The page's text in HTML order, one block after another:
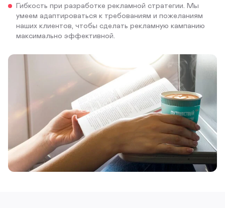
Гибкость при разработке рекламной стратегии. Мы
умеем адаптироваться к требованиям и пожеланиям
наших клиентов, чтобы сделать рекламную кампанию
максимально эффективной.